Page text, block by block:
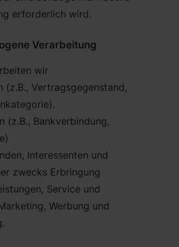
erforderlich wird.
Verarbeitung
wir
(z.B., Vertragsgegenstand,
(z.B., Bankverbindung,
Interessenten und
zwecks Erbringung
Service und
Werbung und